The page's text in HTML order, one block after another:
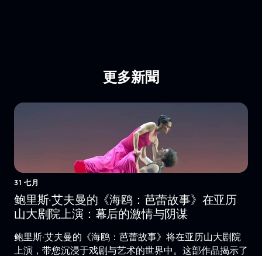
更多新聞
31 七月
鲍里斯·艾夫曼的《海鸥：芭蕾故事》在亚历
山大剧院上演：幕后的激情与阴谋
鲍里斯·艾夫曼的《海鸥：芭蕾故事》将在亚历山大剧院
上演，带您沉浸于戏剧与艺术的世界中。这部作品揭示了